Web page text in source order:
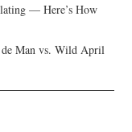
— Here’s How
Man vs. Wild April